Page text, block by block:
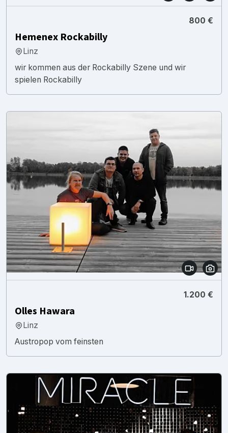
800 €
Hemenex Rockabilly
Linz
wir kommen aus der Rockabilly Szene und wir
spielen Rockabilly
1.200 €
Olles Hawara
Linz
Austropop vom feinsten